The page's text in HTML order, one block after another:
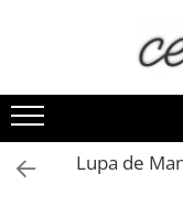
Toate Produsele
Baterii
AA, AAA, 9V
Accesorii baterii
Lupa de